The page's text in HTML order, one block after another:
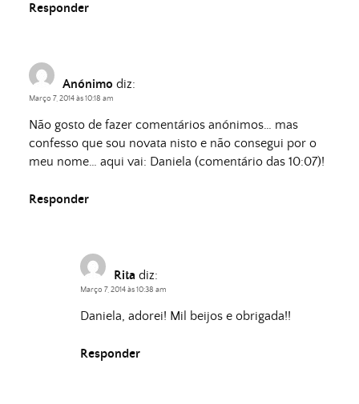
Responder
Anónimo diz:
Março 7, 2014 às 10:18 am
Não gosto de fazer comentários anónimos… mas
confesso que sou novata nisto e não consegui por o
meu nome… aqui vai: Daniela (comentário das 10:07)!
Responder
Rita diz:
Março 7, 2014 às 10:38 am
Daniela, adorei! Mil beijos e obrigada!!
Responder